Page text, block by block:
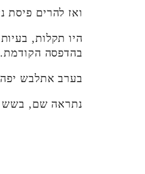
ואז להרים פיסת
היו תקלות,
בהדפסה הקודמת.
בערב אתלבש
נתראה שם, בשש